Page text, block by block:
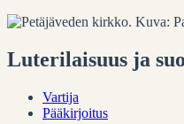
Luterilaisuus ja
Vartija
Pääkirjoitus